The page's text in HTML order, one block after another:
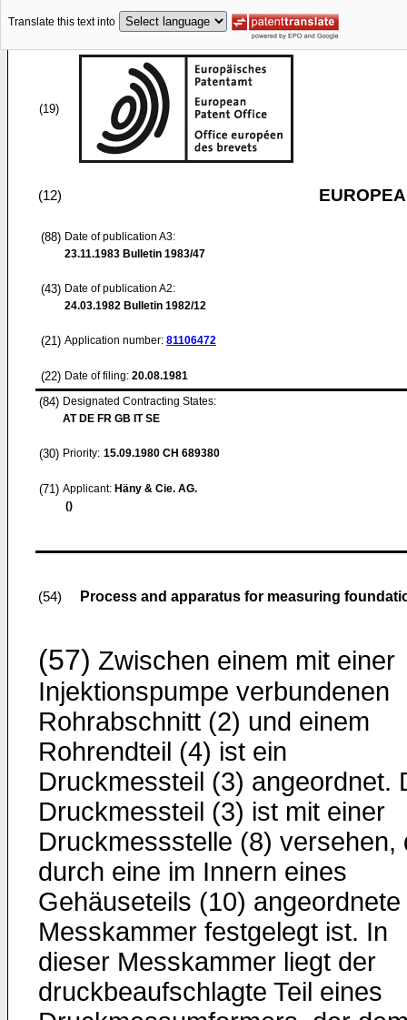
Translate this text into
(19)
(12)
(88) Date of publication A3:
23.11.1983 Bulletin 1983/47
(43) Date of publication A2:
24.03.1982 Bulletin 1982/12
(21) Application number: 81106472
(22) Date of filing: 20.08.1981
(84) Designated Contracting States:
AT DE FR GB IT SE
(30) Priority: 15.09.1980 CH 689380
(71) Applicant: Häny & Cie. AG.
()
(54) Process and apparatus for measuring
(57) Zwischen einem mit einer
Injektionspumpe verbundenen
Rohrabschnitt (2) und einem
Rohrendteil (4) ist ein
Druckmessteil (3) angeordnet.
Druckmessteil (3) ist mit einer
Druckmessstelle (8) versehen,
durch eine im Innern eines
Gehäuseteils (10) angeordnete
Messkammer festgelegt ist. In
dieser Messkammer liegt der
druckbeaufschlagte Teil eines